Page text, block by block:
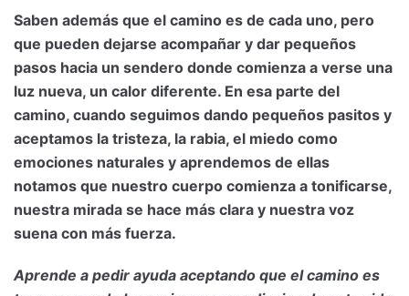
Saben además que el camino es de cada uno, pero
que pueden dejarse acompañar y dar pequeños
pasos hacia un sendero donde comienza a verse una
luz nueva, un calor diferente. En esa parte del
camino, cuando seguimos dando pequeños pasitos y
aceptamos la tristeza, la rabia, el miedo como
emociones naturales y aprendemos de ellas
notamos que nuestro cuerpo comienza a tonificarse,
nuestra mirada se hace más clara y nuestra voz
suena con más fuerza.
Aprende a pedir ayuda aceptando que el camino es